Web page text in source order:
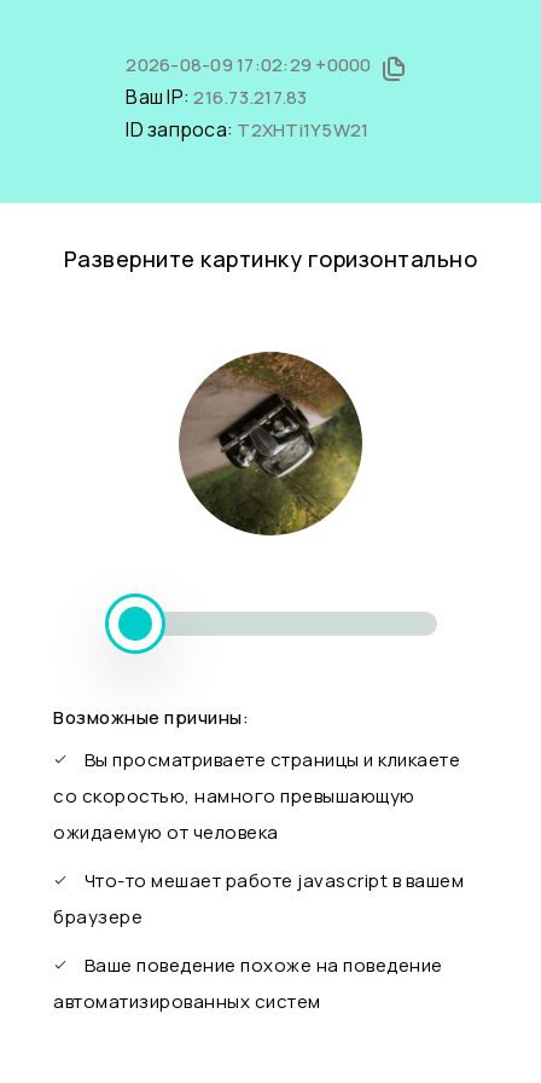
2026-08-09 17:02:29 +0000
Ваш IP:216.73.217.83
ID запроса: T2XHTi1Y5W21
Разверните картинку горизонтально
Возможные причины:
Вы просматриваете страницы и кликаете
со скоростью, намного превышающую
ожидаемую от человека
Что-то мешает работе javascript в вашем
браузере
Ваше поведение похоже на поведение
автоматизированных систем